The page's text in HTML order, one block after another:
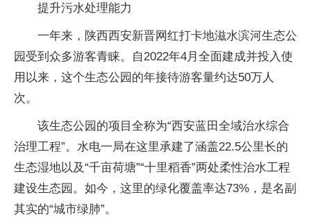
提升污水处理能力
一年来，陕西西安新晋网红打卡地滋水滨河生态公
园受到众多游客青睐。自2022年4月全面建成并投入使
用以来，这个生态公园的年接待游客量约达50万人
次。
该生态公园的项目全称为“西安蓝田全域治水综合
治理工程”。水电一局在这里承建了涵盖22.5公里长的
生态湿地以及“千亩荷塘”“十里稻香”两处柔性治水工程
建设生态园。如今，这里的绿化覆盖率达73%，是名副
其实的“城市绿肺”。